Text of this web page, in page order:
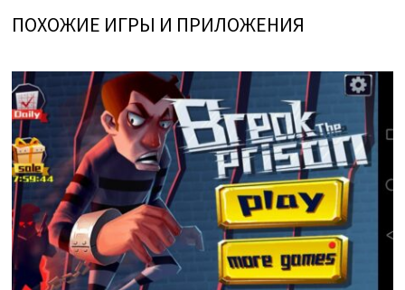
ПОХОЖИЕ ИГРЫ И ПРИЛОЖЕНИЯ